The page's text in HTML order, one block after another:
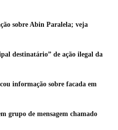
sobre Abin Paralela; veja
destinatário” de ação ilegal da
informação sobre facada em
grupo de mensagem chamado